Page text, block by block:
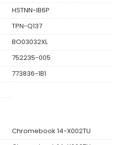
HSTNN-IB6P
TPN-Q137
BO03032XL
752235-005
773836-1B1
Chromebook 14-X002TU